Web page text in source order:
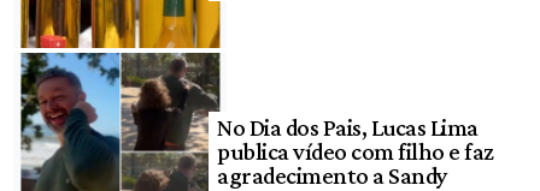
No Dia dos Pais, Lucas Lima
publica vídeo com filho e faz
agradecimento a Sandy